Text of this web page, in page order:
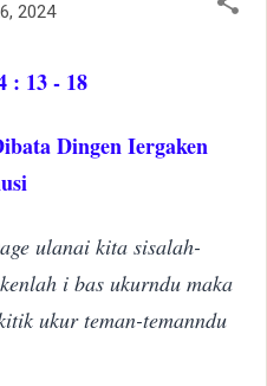
2024
: 13 - 18
Dingen Iergaken
ulanai kita sisalah-
i bas ukurndu maka
ukur teman-temanndu